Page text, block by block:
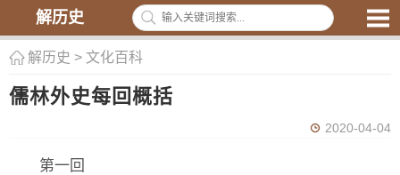
解历史
解历史 > 文化百科
儒林外史每回概括
2020-04-04
第一回